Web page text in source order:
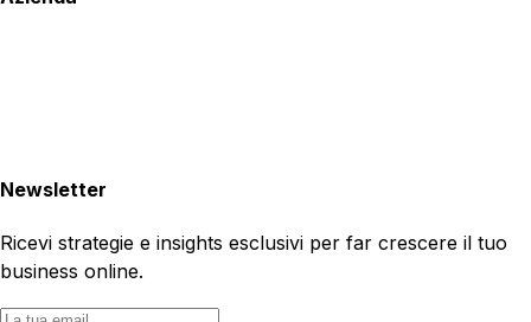
Newsletter
Ricevi strategie e insights esclusivi per far crescere il tuo
business online.